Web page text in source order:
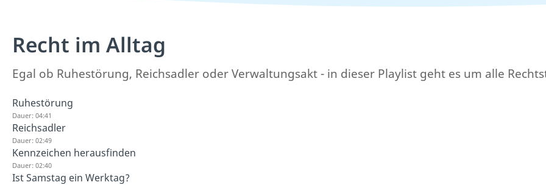
Recht im Alltag
Egal ob Ruhestörung, Reichsadler oder Verwaltungsakt - in dieser Playlist geht es um alle
Ruhestörung
Dauer: 04:41
Reichsadler
Dauer: 02:49
Kennzeichen herausfinden
Dauer: 02:40
Ist Samstag ein Werktag?